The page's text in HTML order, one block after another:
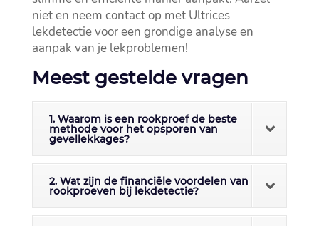
niet en neem contact op met Ultrices
lekdetectie voor een grondige analyse en
aanpak van je lekproblemen!
Meest gestelde vragen
1. Waarom is een rookproef de beste
methode voor het opsporen van
gevellekkages?
2. Wat zijn de financiële voordelen van
rookproeven bij lekdetectie?